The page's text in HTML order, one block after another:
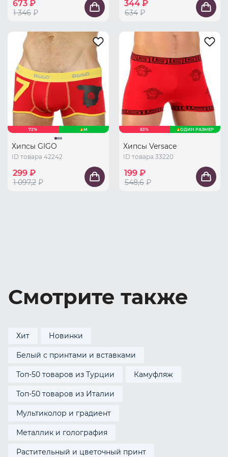
673 ₽
1 346 ₽
344 ₽
634 ₽
72% M
Хипсы GIGO
ID товара 42242
299 ₽
1 097,2 ₽
63% ОДИН РАЗМЕР
Хипсы Versace
ID товара 33220
199 ₽
548,6 ₽
Смотрите также
Хит Новинки
Белый с принтами и вставками
Топ-50 товаров из Турции Камуфляж
Топ-50 товаров из Италии
Мультиколор и градиент
Металлик и голография
Растительный и цветочный принт